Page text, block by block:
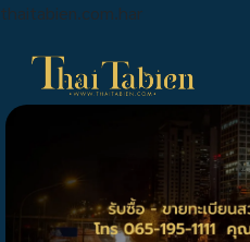
thaitabien.com.har